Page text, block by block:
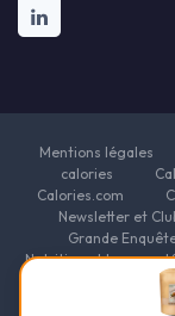
Mentions légales
calories
Calories.com
Newsletter et
Grande
Nutrition et les
guide des
l'Énergie et la